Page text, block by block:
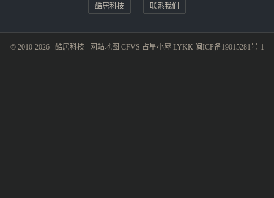
酷居科技 联系我们
© 2010-2026 酷居科技 网站地图 CFVS 占星小屋 LYKK 闽ICP备19015281号-1